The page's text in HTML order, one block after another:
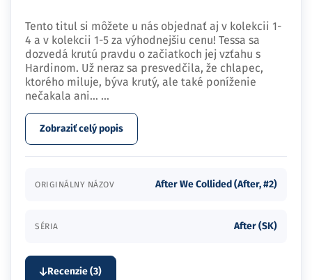
Tento titul si môžete u nás objednať aj v kolekcii 1-
4 a v kolekcii 1-5 za výhodnejšiu cenu! Tessa sa
dozvedá krutú pravdu o začiatkoch jej vzťahu s
Hardinom. Už neraz sa presvedčila, že chlapec,
ktorého miluje, býva krutý, ale také poníženie
nečakala ani… ...
Zobraziť celý popis
ORIGINÁLNY NÁZOV After We Collided (After, #2)
SÉRIA After (SK)
Recenzie (3)